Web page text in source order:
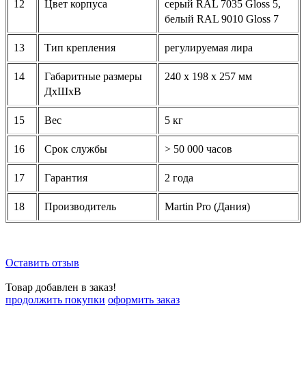
12 Цвет корпуса
серый RAL 7035 Gloss 5,
белый RAL 9010 Gloss 7
13 Тип крепления регулируемая лира
14
Габаритные размеры
ДхШхВ
240 х 198 х 257 мм
15 Вес 5 кг
16 Срок службы > 50 000 часов
17 Гарантия 2 года
18 Производитель Martin Pro (Дания)
Оставить отзыв
Товар добавлен в заказ!
продолжить покупки оформить заказ